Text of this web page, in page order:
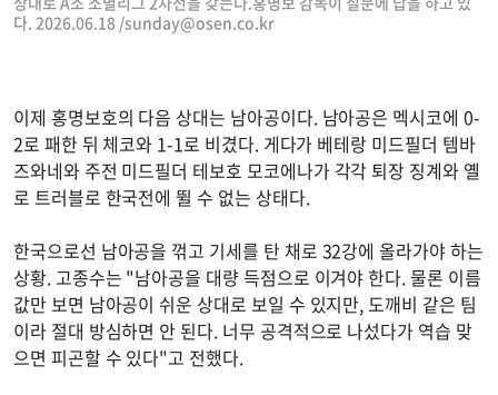
다. 2026.06.18 /sunday@osen.co.kr
이제 홍명보호의 다음 상대는 남아공이다. 남아공은 멕시코에 0-
2로 패한 뒤 체코와 1-1로 비겼다. 게다가 베테랑 미드필더 템바
즈와네와 주전 미드필더 테보호 모코에나가 각각 퇴장 징계와 옐
로 트러블로 한국전에 뛸 수 없는 상태다.
한국으로선 남아공을 꺾고 기세를 탄 채로 32강에 올라가야 하는
상황. 고종수는 "남아공을 대량 득점으로 이겨야 한다. 물론 이름
값만 보면 남아공이 쉬운 상대로 보일 수 있지만, 도깨비 같은 팀
이라 절대 방심하면 안 된다. 너무 공격적으로 나섰다가 역습 맞
으면 피곤할 수 있다"고 전했다.